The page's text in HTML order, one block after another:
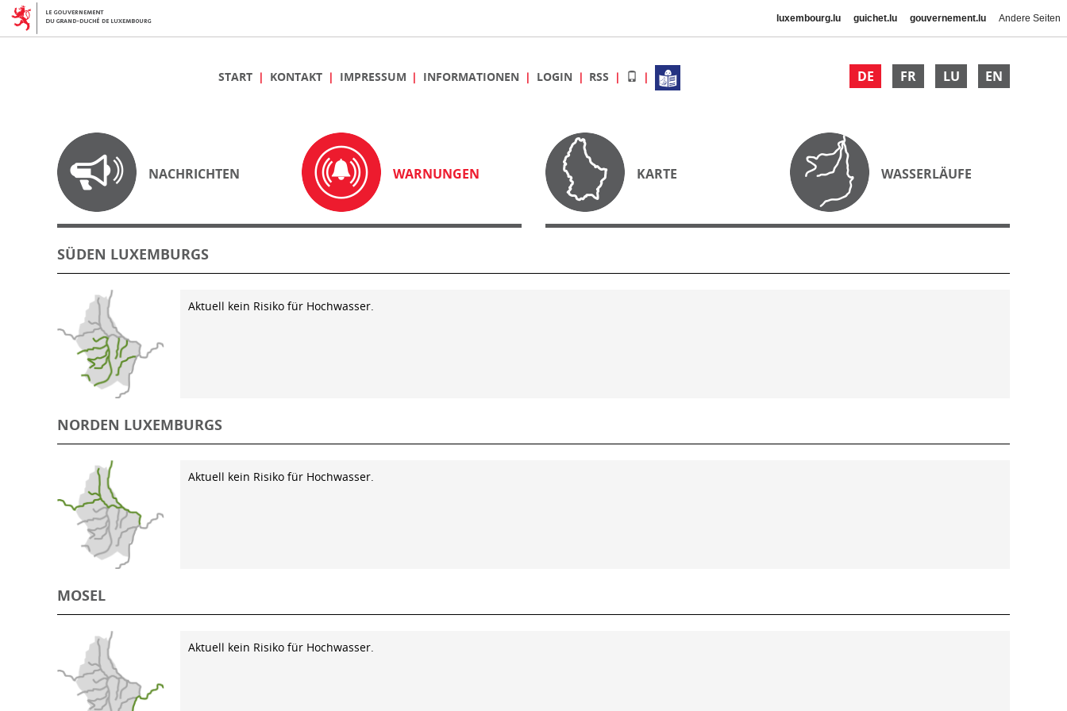
luxembourg.lu guichet.lu gouvernement.lu Andere Seiten
DE FR LU EN
START KONTAKT IMPRESSUM INFORMATIONEN LOGIN RSS
NACHRICHTEN WARNUNGEN KARTE WASSERLÄUFE
SÜDEN LUXEMBURGS
Aktuell kein Risiko für Hochwasser.
NORDEN LUXEMBURGS
Aktuell kein Risiko für Hochwasser.
MOSEL
Aktuell kein Risiko für Hochwasser.